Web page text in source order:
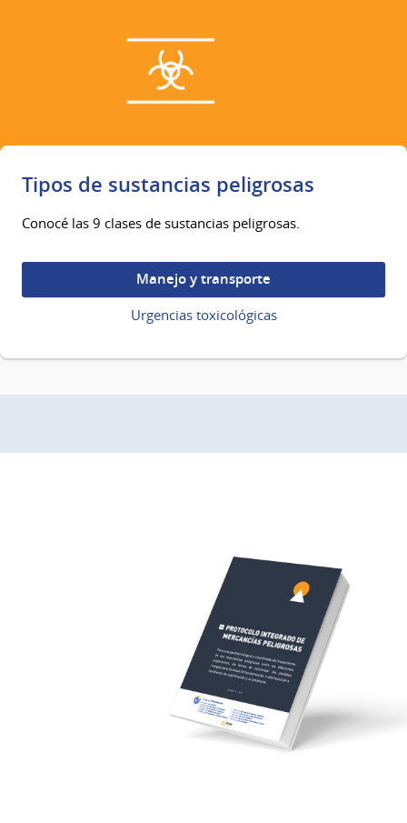
Tipos de sustancias peligrosas
Conocé las 9 clases de sustancias peligrosas.
Manejo y transporte
Urgencias toxicológicas